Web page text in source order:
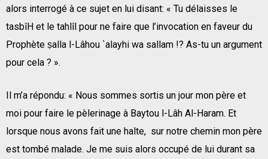
alors interrogé à ce sujet en lui disant: « Tu délaisses le
tasbîH et le tahlîl pour ne faire que l’invocation en faveur du
Prophète ṣalla l-Lâhou `alayhi wa sallam !? As-tu un argument
pour cela ? ».
Il m’a répondu: « Nous sommes sortis un jour mon père et
moi pour faire le pèlerinage à Baytou l-Lâh Al-Haram. Et
lorsque nous avons fait une halte, sur notre chemin mon père
est tombé malade. Je me suis alors occupé de lui durant sa